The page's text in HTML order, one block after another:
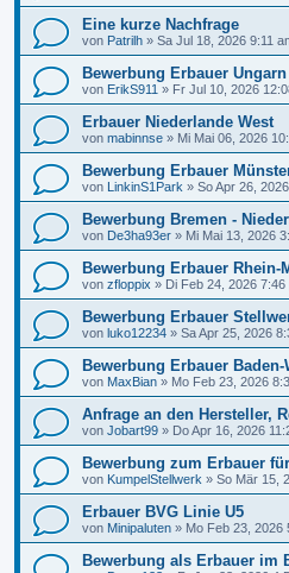
Eine kurze Nachfrage
von Patrilh » Sa Jul 18, 2026 9:11
Bewerbung Erbauer Ungarn
von ErikS911 » Fr Jul 10, 2026
Erbauer Niederlande West
von mabinnse » Mi Mai 06, 2026
Bewerbung Erbauer
von LinkinS1Park » So Apr 26,
Bewerbung Bremen -
von De3ha93er » Mi Mai 13, 2026
Bewerbung Erbauer Rhein-
von zfloppix » Di Feb 24, 2026 7:46
Bewerbung Erbauer
von luko12234 » Sa Apr 25, 2026
Bewerbung Erbauer Baden-
von MaxBian » Mo Feb 23, 2026
Anfrage an den Hersteller,
von Jobart99 » Do Apr 16, 2026
Bewerbung zum Erbauer
von KumpelStellwerk » So Mär 15,
Erbauer BVG Linie U5
von Minipaluten » Mo Feb 23, 2026
Bewerbung als Erbauer im